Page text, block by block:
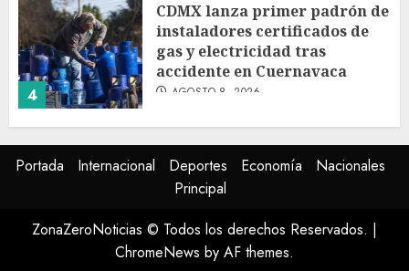
4
CDMX lanza primer padrón de
instaladores certificados de
gas y electricidad tras
accidente en Cuernavaca
AGOSTO 8, 2026
5
México Sub-20 derrota a
Canadá y clasifica a la final del
Premundial Concacaf
AGOSTO 8, 2026
Portada Internacional Deportes Economía
Nacionales
Principal
ZonaZeroNoticias © Todos los derechos Reservados. |
ChromeNews by AF themes.